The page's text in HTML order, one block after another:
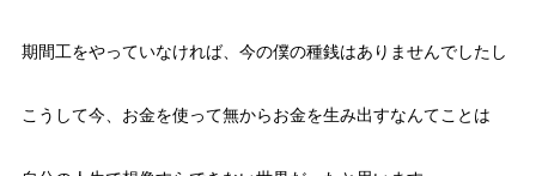
期間工をやっていなければ、今の僕の種銭はありませんでしたし
こうして今、お金を使って無からお金を生み出すなんてことは